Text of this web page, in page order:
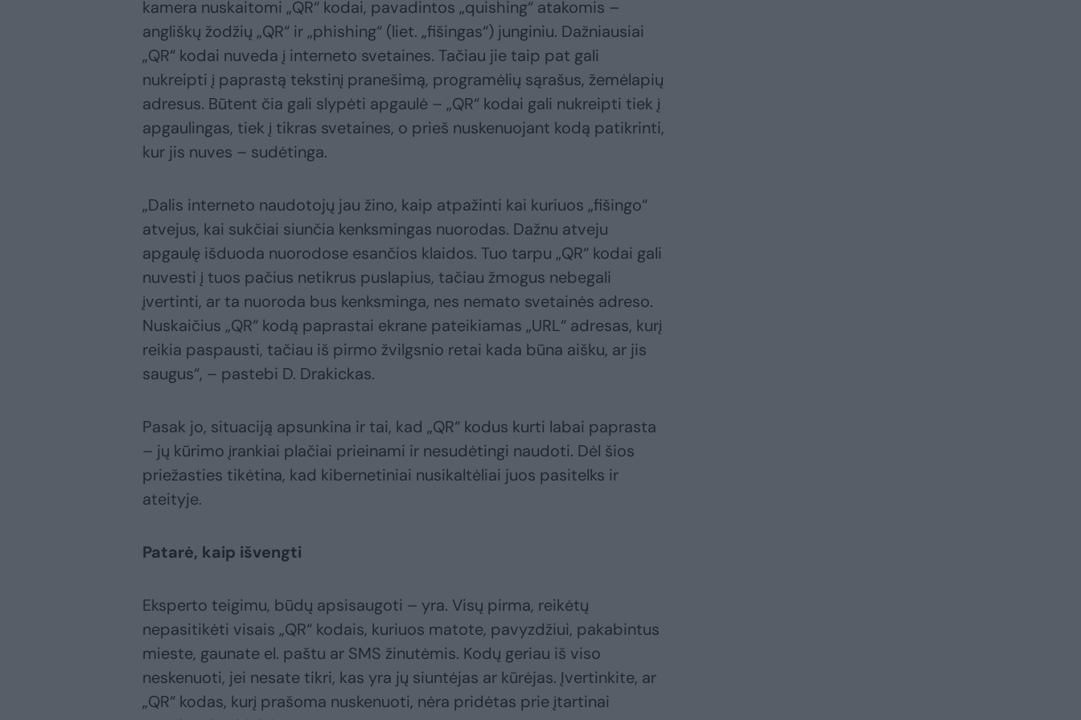
kamera nuskaitomi „QR“ kodai, pavadintos „quishing“ atakomis –
angliškų žodžių „QR“ ir „phishing“ (liet. „fišingas“) junginiu. Dažniausiai
„QR“ kodai nuveda į interneto svetaines. Tačiau jie taip pat gali
nukreipti į paprastą tekstinį pranešimą, programėlių sąrašus, žemėlapių
adresus. Būtent čia gali slypėti apgaulė – „QR“ kodai gali nukreipti tiek į
apgaulingas, tiek į tikras svetaines, o prieš nuskenuojant kodą patikrinti,
kur jis nuves – sudėtinga.
„Dalis interneto naudotojų jau žino, kaip atpažinti kai kuriuos „fišingo“
atvejus, kai sukčiai siunčia kenksmingas nuorodas. Dažnu atveju
apgaulę išduoda nuorodose esančios klaidos. Tuo tarpu „QR“ kodai gali
nuvesti į tuos pačius netikrus puslapius, tačiau žmogus nebegali
įvertinti, ar ta nuoroda bus kenksminga, nes nemato svetainės adreso.
Nuskaičius „QR“ kodą paprastai ekrane pateikiamas „URL“ adresas, kurį
reikia paspausti, tačiau iš pirmo žvilgsnio retai kada būna aišku, ar jis
saugus“, – pastebi D. Drakickas.
Pasak jo, situaciją apsunkina ir tai, kad „QR“ kodus kurti labai paprasta
– jų kūrimo įrankiai plačiai prieinami ir nesudėtingi naudoti. Dėl šios
priežasties tikėtina, kad kibernetiniai nusikaltėliai juos pasitelks ir
ateityje.
Patarė, kaip išvengti
Eksperto teigimu, būdų apsisaugoti – yra. Visų pirma, reikėtų
nepasitikėti visais „QR“ kodais, kuriuos matote, pavyzdžiui, pakabintus
mieste, gaunate el. paštu ar SMS žinutėmis. Kodų geriau iš viso
neskenuoti, jei nesate tikri, kas yra jų siuntėjas ar kūrėjas. Įvertinkite, ar
„QR“ kodas, kurį prašoma nuskenuoti, nėra pridėtas prie įtartinai